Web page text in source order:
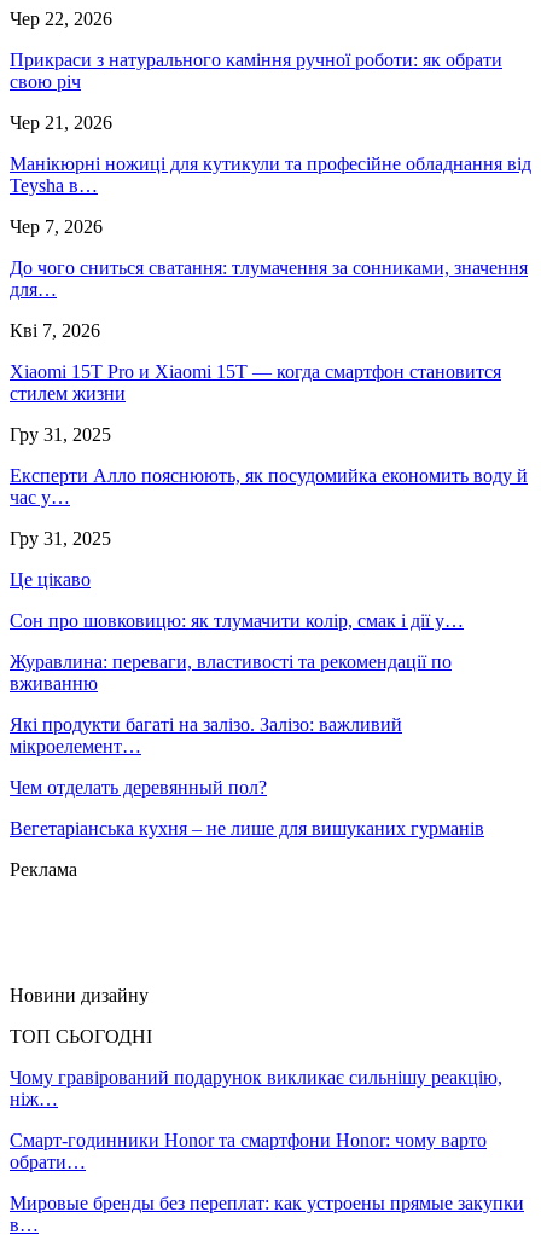
Чер 22, 2026
Прикраси з натурального каміння ручної роботи: як обрати
свою річ
Чер 21, 2026
Манікюрні ножиці для кутикули та професійне обладнання від
Teysha в…
Чер 7, 2026
До чого сниться сватання: тлумачення за сонниками, значення
для…
Кві 7, 2026
Xiaomi 15T Pro и Xiaomi 15T — когда смартфон становится
стилем жизни
Гру 31, 2025
Експерти Алло пояснюють, як посудомийка економить воду й
час у…
Гру 31, 2025
Це цікаво
Сон про шовковицю: як тлумачити колір, смак і дії у…
Журавлина: переваги, властивості та рекомендації по
вживанню
Які продукти багаті на залізо. Залізо: важливий
мікроелемент…
Чем отделать деревянный пол?
Вегетаріанська кухня – не лише для вишуканих гурманів
Реклама
Новини дизайну
ТОП СЬОГОДНІ
Чому гравірований подарунок викликає сильнішу реакцію,
ніж…
Смарт-годинники Honor та смартфони Honor: чому варто
обрати…
Мировые бренды без переплат: как устроены прямые закупки
в…